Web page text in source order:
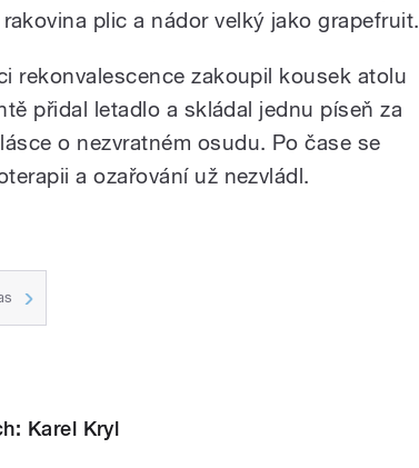
plic a nádor velký jako grapefruit.
rekonvalescence zakoupil kousek atolu
přidal letadlo a skládal jednu píseň za
o nezvratném osudu. Po čase se
a ozařování už nezvládl.
Karel Kryl